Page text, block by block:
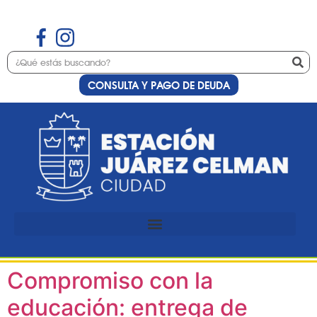
CONSULTA Y PAGO DE DEUDA
Etiqueta:UUPP
Preinscripción al curso de
uñas esculpidas con nail art
Compromiso con la
educación: entrega de